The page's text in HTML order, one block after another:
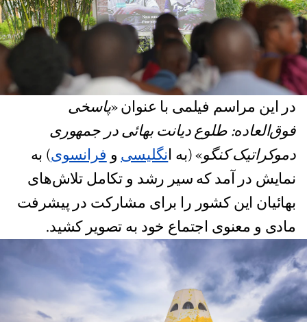
در این مراسم فیلمی با عنوان «پاسخی
فوق‌العاده: طلوع دیانت بهائی در جمهوری
دموکراتیک کنگو» (به انگلیسی و فرانسوی) به
نمایش در آمد که سیر رشد و تکامل تلاش‌های
بهائیان این کشور را برای مشارکت در پیشرفت
مادی و معنوی اجتماع خود به تصویر کشید.